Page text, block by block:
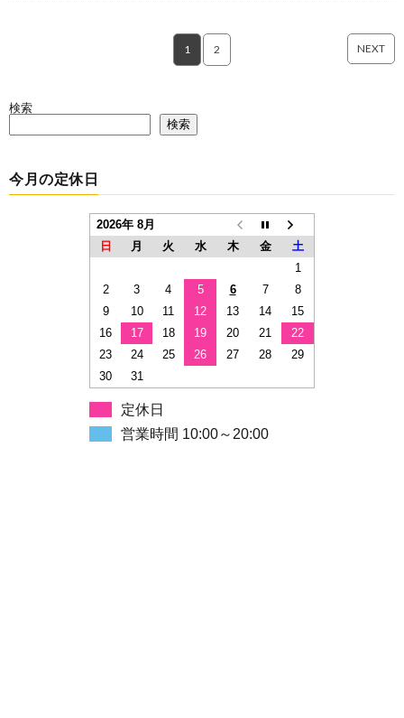
1 2 NEXT
検索
検索
今月の定休日
2026年 8月
日
月 火 水 木 金
土
1
2
3 4 5 6 7
8
9
10 11 12 13 14
15
16
17 18 19 20 21
22
23
24 25 26 27 28
29
30
31
定休日
営業時間 10:00～20:00